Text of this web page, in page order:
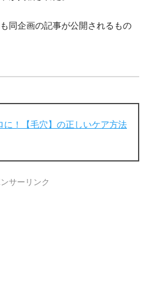
同企画の記事が公開されるもの
に！【毛穴】の正しいケア方法
サーリンク